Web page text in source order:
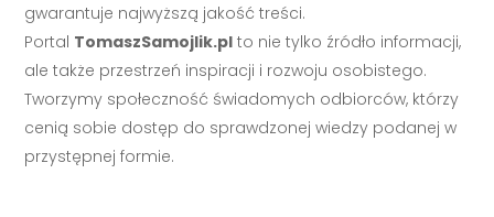
gwarantuje najwyższą jakość treści.
Portal TomaszSamojlik.pl to nie tylko źródło informacji,
ale także przestrzeń inspiracji i rozwoju osobistego.
Tworzymy społeczność świadomych odbiorców, którzy
cenią sobie dostęp do sprawdzonej wiedzy podanej w
przystępnej formie.